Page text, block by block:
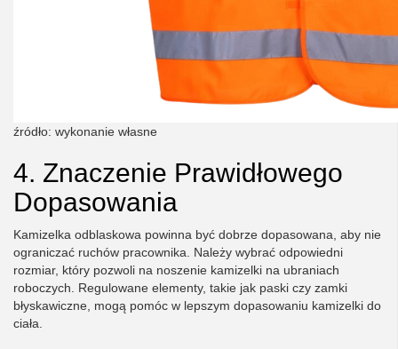
źródło: wykonanie własne
4. Znaczenie Prawidłowego
Dopasowania
Kamizelka odblaskowa powinna być dobrze dopasowana, aby nie
ograniczać ruchów pracownika. Należy wybrać odpowiedni
rozmiar, który pozwoli na noszenie kamizelki na ubraniach
roboczych. Regulowane elementy, takie jak paski czy zamki
błyskawiczne, mogą pomóc w lepszym dopasowaniu kamizelki do
ciała.